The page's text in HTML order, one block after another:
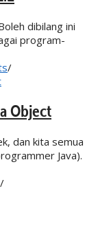
dibilang ini
program-
/
Object
dan kita semua
Java).
/